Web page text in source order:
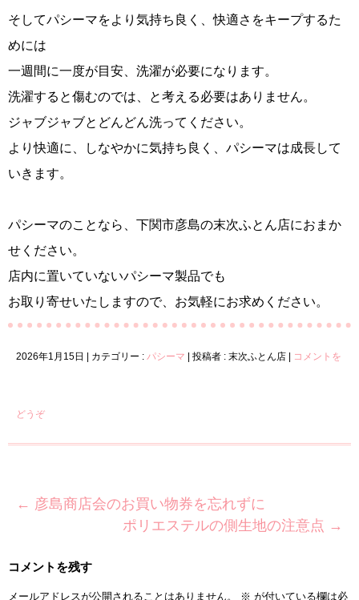
そしてパシーマをより気持ち良く、快適さをキープするた
めには
一週間に一度が目安、洗濯が必要になります。
洗濯すると傷むのでは、と考える必要はありません。
ジャブジャブとどんどん洗ってください。
より快適に、しなやかに気持ち良く、パシーマは成長して
いきます。
パシーマのことなら、下関市彦島の末次ふとん店におまか
せください。
店内に置いていないパシーマ製品でも
お取り寄せいたしますので、お気軽にお求めください。
2026年1月15日 カテゴリー : パシーマ 投稿者 : 末次ふとん店 コメントを
どうぞ
← 彦島商店会のお買い物券を忘れずに
ポリエステルの側生地の注意点 →
コメントを残す
メールアドレスが公開されることはありません。 ※ が付いている欄は必